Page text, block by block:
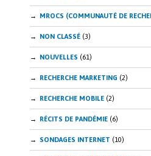
MROCS (COMMUNAUTÉ DE
NON CLASSÉ (3)
NOUVELLES (61)
RECHERCHE MARKETING (2)
RECHERCHE MOBILE (2)
RÉCITS DE PANDÉMIE (6)
SONDAGES INTERNET (10)